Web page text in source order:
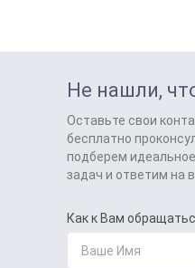
Не нашли,
Оставьте свои
бесплатно
подберем
задач и ответим на
Как к Вам